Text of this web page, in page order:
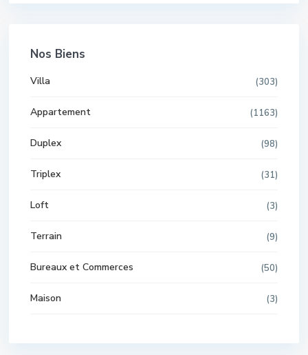
Nos Biens
Villa (303)
Appartement (1163)
Duplex (98)
Triplex (31)
Loft (3)
Terrain (9)
Bureaux et Commerces (50)
Maison (3)